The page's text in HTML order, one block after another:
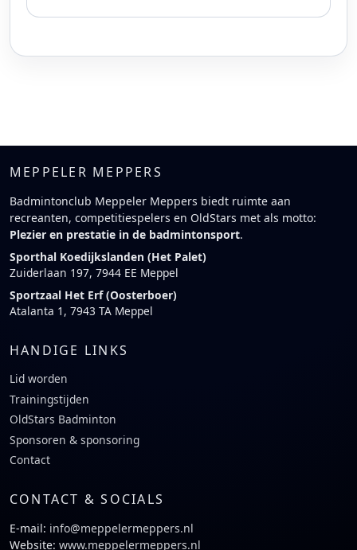
MEPPELER MEPPERS
Badmintonclub Meppeler Meppers biedt ruimte aan
recreanten, competitiespelers en OldStars met als motto:
Plezier en prestatie in de badmintonsport.
Sporthal Koedijkslanden (Het Palet)
Zuiderlaan 197, 7944 EE Meppel
Sportzaal Het Erf (Oosterboer)
Atalanta 1, 7943 TA Meppel
HANDIGE LINKS
Lid worden
Trainingstijden
OldStars Badminton
Sponsoren & sponsoring
Contact
CONTACT & SOCIALS
E-mail: info@meppelermeppers.nl
Website: www.meppelermeppers.nl